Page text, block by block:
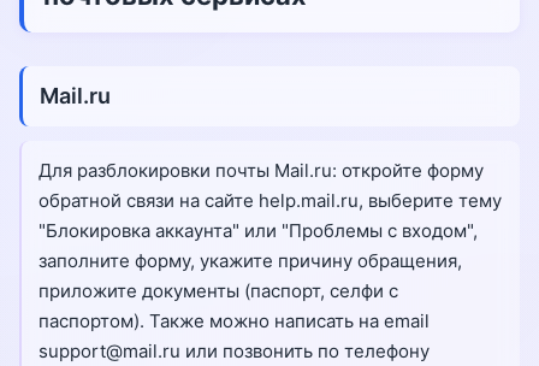
Mail.ru
Для разблокировки почты Mail.ru: откройте форму
обратной связи на сайте help.mail.ru, выберите тему
"Блокировка аккаунта" или "Проблемы с входом",
заполните форму, укажите причину обращения,
приложите документы (паспорт, селфи с
паспортом). Также можно написать на email
support@mail.ru или позвонить по телефону